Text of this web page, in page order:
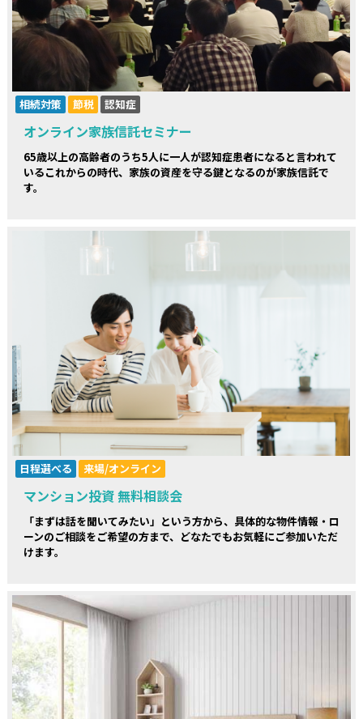
相続対策 節税 認知症
オンライン家族信託セミナー
65歳以上の高齢者のうち5人に一人が認知症患者になると言われて
いるこれからの時代、家族の資産を守る鍵となるのが家族信託で
す。
日程選べる 来場/オンライン
マンション投資 無料相談会
「まずは話を聞いてみたい」という方から、具体的な物件情報・ロ
ーンのご相談をご希望の方まで、どなたでもお気軽にご参加いただ
けます。